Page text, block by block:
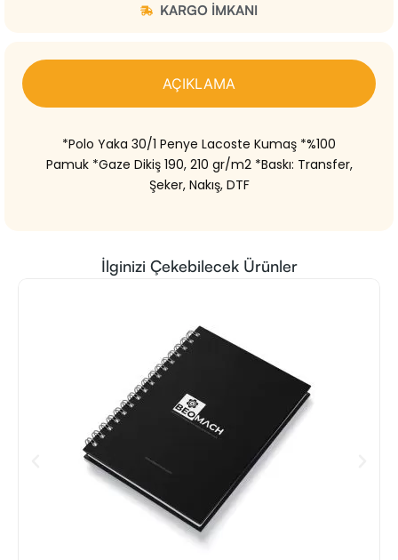
KARGO IMKANI
AÇIKLAMA
*Polo Yaka 30/1 Penye Lacoste Kumaş *%100
Pamuk *Gaze Dikiş 190, 210 gr/m2 *Baskı: Transfer,
Şeker, Nakış, DTF
İlginizi Çekebilecek Ürünler